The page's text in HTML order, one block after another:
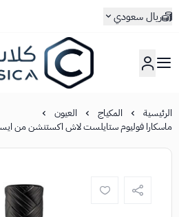
ريال سعودي
كلاسيكا
الرئيسية المكياج
العيون
ماسكارا فوليوم ستايلست لاش اكستنشن من